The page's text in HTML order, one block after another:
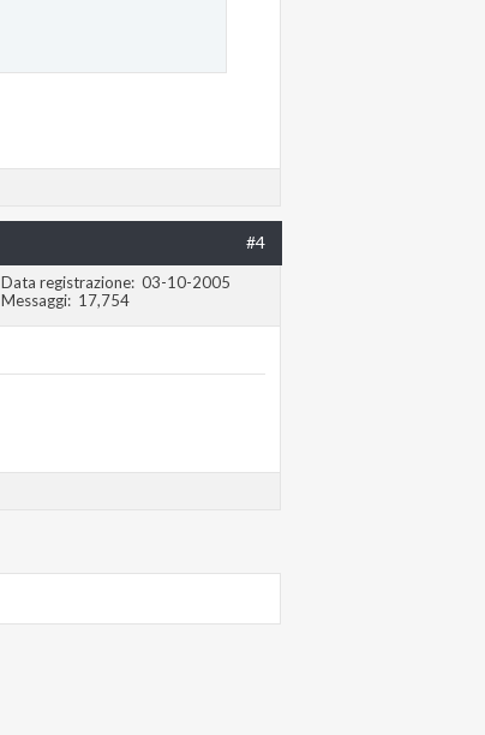
#4
Data registrazione 03-10-2005
Messaggi
17,754